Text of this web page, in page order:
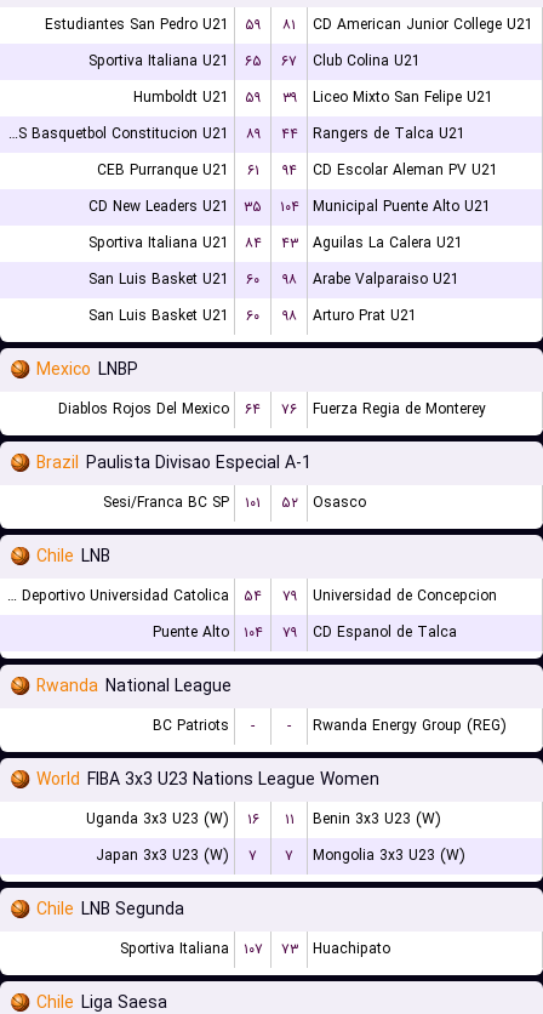
Estudiantes San Pedro U21 ۵۹ ۸۱
CD American Junior College U21
Sportiva Italiana U21
۶۵ ۶۷
Club Colina U21
Humboldt U21
۵۹ ۳۹
Liceo Mixto San Felipe U21
CDS Basquetbol Constitucion U21
۸۹ ۴۴
Rangers de Talca U21
CEB Purranque U21
۶۱ ۹۴
CD Escolar Aleman PV U21
CD New Leaders U21
۳۵ ۱۰۴
Municipal Puente Alto U21
Sportiva Italiana U21
۸۴ ۴۳
Aguilas La Calera U21
San Luis Basket U21
۶۰ ۹۸
Arabe Valparaiso U21
San Luis Basket U21
۶۰ ۹۸ Arturo Prat U21
Mexico LNBP
Diablos Rojos Del Mexico ۶۴ ۷۶ Fuerza Regia de Monterey
Brazil Paulista Divisao Especial A-1
Sesi/Franca BC SP ۱۰۱ ۵۲ Osasco
Chile LNB
Club Deportivo Universidad Catolica ۵۴ ۷۹
Universidad de Concepcion
Puente Alto
۱۰۴ ۷۹ CD Espanol de Talca
Rwanda National League
BC Patriots - - Rwanda Energy Group (REG)
World FIBA 3x3 U23 Nations League Women
Uganda 3x3 U23 (W) ۱۶ ۱۱
Benin 3x3 U23 (W)
Japan 3x3 U23 (W)
۷ ۷ Mongolia 3x3 U23 (W)
Chile LNB Segunda
Sportiva Italiana ۱۰۷ ۷۳ Huachipato
Chile Liga Saesa